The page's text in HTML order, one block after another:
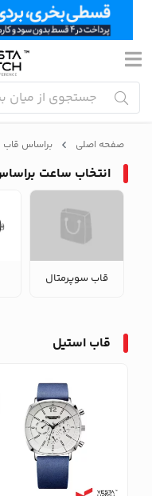
صفحه اصلی براساس قاب
انتخاب ساعت
قاب سوپرمتال
قاب استیل